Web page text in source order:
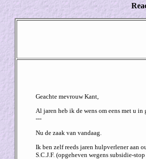
Geachte mevrouw Kant,
Al jaren heb ik de wens om eens met u
---
Nu de zaak van vandaag.
Ik ben zelf reeds jaren hulpverlener aan
S.C.J.F. (opgeheven wegens subsidie-